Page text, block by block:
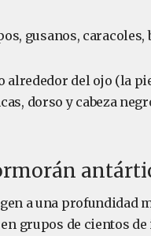
gusanos, caracoles,
alrededor del ojo (la
dorso y cabeza
a una profundidad
grupos de cientos